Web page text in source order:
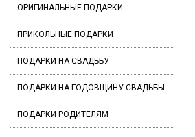
ОРИГИНАЛЬНЫЕ ПОДАРКИ
ПРИКОЛЬНЫЕ ПОДАРКИ
ПОДАРКИ НА СВАДЬБУ
ПОДАРКИ НА ГОДОВЩИНУ СВАДЬБЫ
ПОДАРКИ РОДИТЕЛЯМ